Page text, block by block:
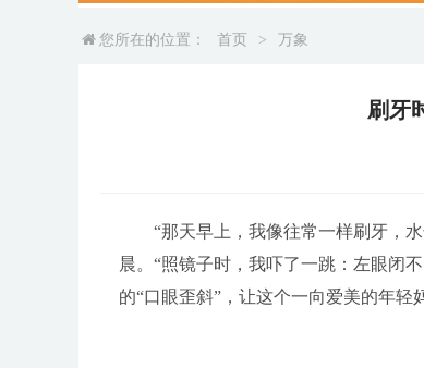
您所在的位置： 首页 > 万象
刷牙
“那天早上，我像往常一样刷牙，水
晨。“照镜子时，我吓了一跳：左眼闭
的“口眼歪斜”，让这个一向爱美的年轻